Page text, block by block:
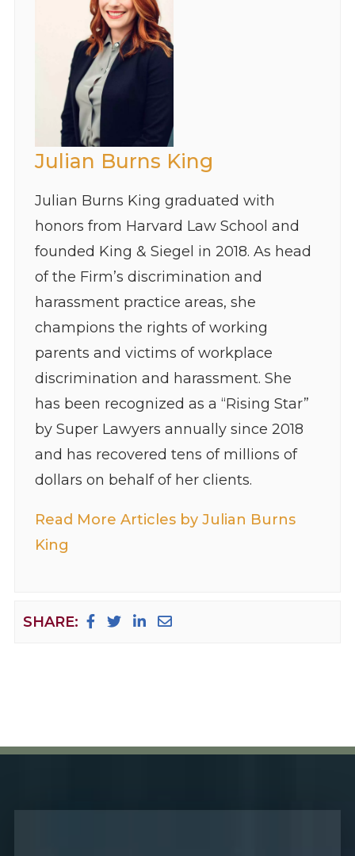
Julian Burns King
Julian Burns King graduated with
honors from Harvard Law School and
founded King & Siegel in 2018. As head
of the Firm’s discrimination and
harassment practice areas, she
champions the rights of working
parents and victims of workplace
discrimination and harassment. She
has been recognized as a “Rising Star”
by Super Lawyers annually since 2018
and has recovered tens of millions of
dollars on behalf of her clients.
Read More Articles by Julian Burns
King
SHARE: